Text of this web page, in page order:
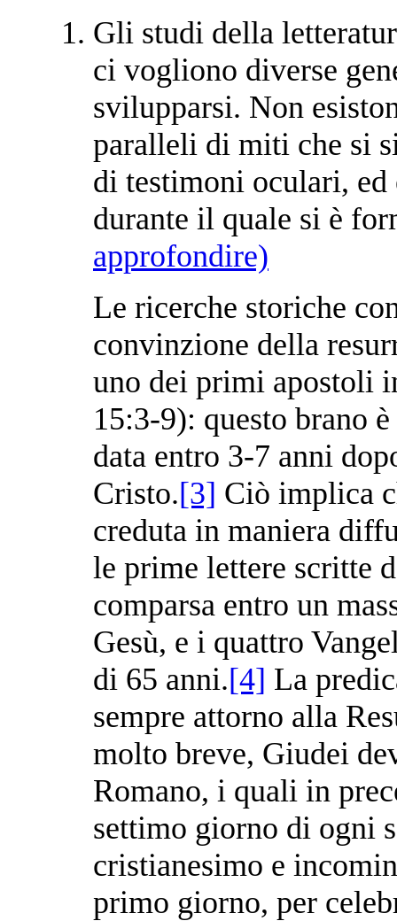
Gli studi della
ci vogliono diverse
svilupparsi. Non
paralleli di miti che si
di testimoni oculari,
durante il quale si è
approfondire)
Le ricerche storiche
convinzione della
uno dei primi apostoli
15:3-9): questo brano
data entro 3-7 anni
Cristo.[3] Ciò implica
creduta in maniera
le prime lettere scritte
comparsa entro un
Gesù, e i quattro
di 65 anni.[4] La
sempre attorno alla
molto breve, Giudei
Romano, i quali in
settimo giorno di ogni
cristianesimo e
primo giorno, per